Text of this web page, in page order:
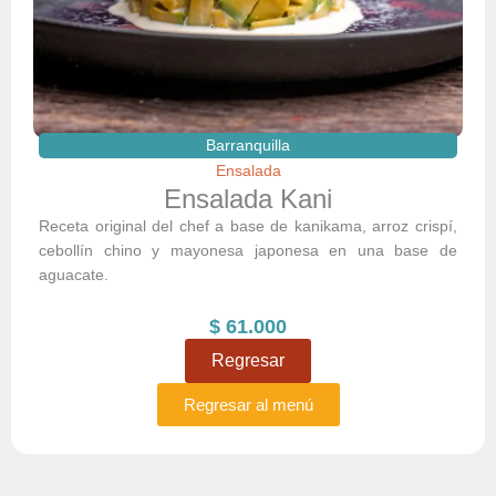
Barranquilla
Ensalada
Ensalada Kani
Receta original del chef a base de kanikama, arroz crispí,
cebollín chino y mayonesa japonesa en una base de
aguacate.
$ 61.000
Regresar
Regresar al menú